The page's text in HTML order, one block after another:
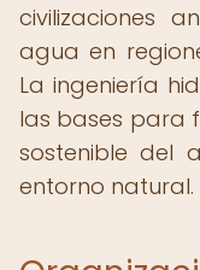
civilizaciones
agua en
La ingeniería
las bases para
sostenible del
entorno natural.